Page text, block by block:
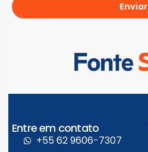
Enviar
Entre em contato
+55 62 9606-7307